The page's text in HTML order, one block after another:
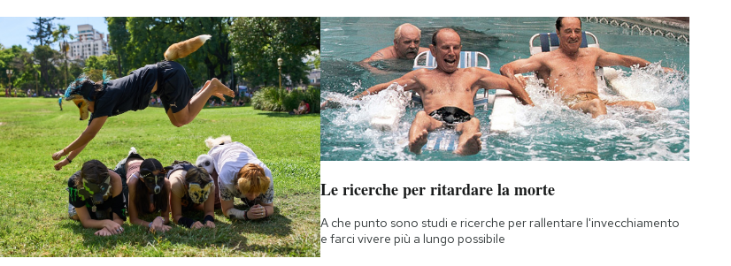
Le ricerche per ritardare la morte
A che punto sono studi e ricerche per rallentare l'invecchiamento
e farci vivere più a lungo possibile